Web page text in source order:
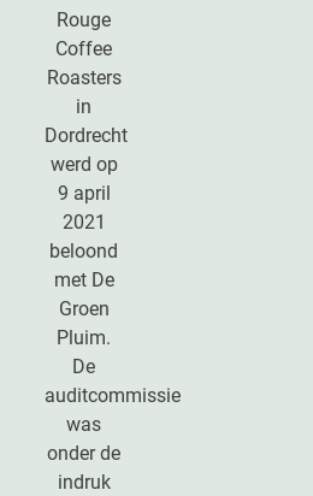
Rouge
Coffee
Roasters
in
Dordrecht
werd op
9 april
2021
beloond
met De
Groen
Pluim.
De
auditcommissie
was
onder de
indruk